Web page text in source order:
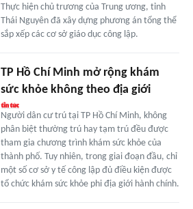
Thực hiện chủ trương của Trung ương, tỉnh
Thái Nguyên đã xây dựng phương án tổng thể
sắp xếp các cơ sở giáo dục công lập.
TP Hồ Chí Minh mở rộng khám
sức khỏe không theo địa giới
Người dân cư trú tại TP Hồ Chí Minh, không
phân biệt thường trú hay tạm trú đều được
tham gia chương trình khám sức khỏe của
thành phố. Tuy nhiên, trong giai đoạn đầu, chỉ
một số cơ sở y tế công lập đủ điều kiện được
tổ chức khám sức khỏe phi địa giới hành chính.